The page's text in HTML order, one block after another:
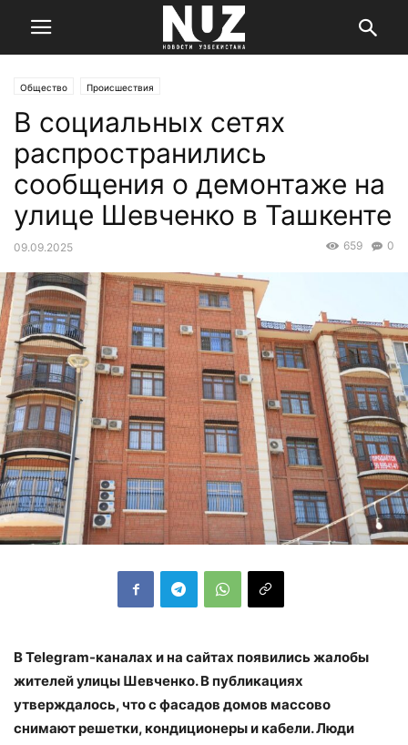
Общество Происшествия
В социальных сетях
распространились
сообщения о демонтаже на
улице Шевченко в Ташкенте
09.09.2025 0
659
В Telegram-каналах и на сайтах появились жалобы
жителей улицы Шевченко. В публикациях
утверждалось, что с фасадов домов массово
снимают решетки, кондиционеры и кабели. Люди